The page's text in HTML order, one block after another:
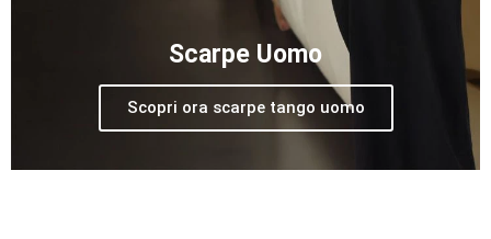
Scarpe Uomo
Scopri ora scarpe tango uomo